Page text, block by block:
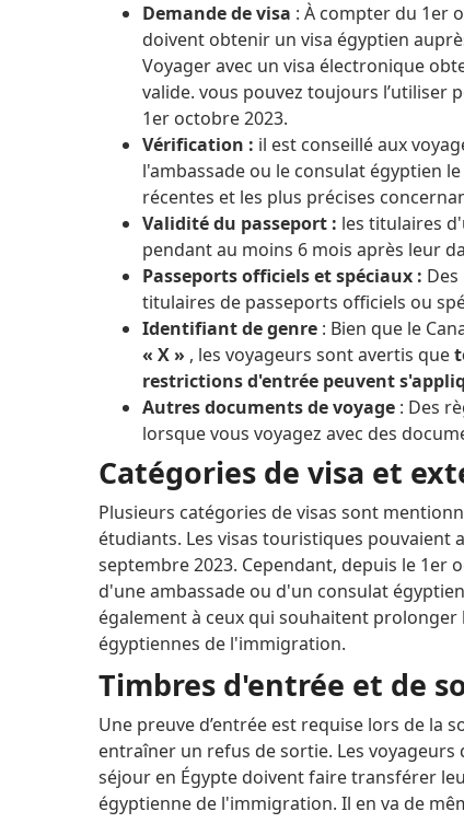
Demande de visa : À compter du 1er
doivent obtenir un visa égyptien
Voyager avec un visa électronique
valide. vous pouvez toujours l’utiliser
1er octobre 2023.
Vérification : il est conseillé aux
l'ambassade ou le consulat égyptien
récentes et les plus précises
Validité du passeport : les titulaires
pendant au moins 6 mois après leur
Passeports officiels et spéciaux :
titulaires de passeports officiels ou
Identifiant de genre : Bien que le
« X » , les voyageurs sont avertis que
restrictions d'entrée peuvent
Autres documents de voyage : Des
lorsque vous voyagez avec des
Catégories de visa et
Plusieurs catégories de visas sont
étudiants. Les visas touristiques pouvaient
septembre 2023. Cependant, depuis le 1er
d'une ambassade ou d'un consulat
également à ceux qui souhaitent
égyptiennes de l'immigration.
Timbres d'entrée et de
Une preuve d’entrée est requise lors de la
entraîner un refus de sortie. Les
séjour en Égypte doivent faire transférer
égyptienne de l'immigration. Il en va de